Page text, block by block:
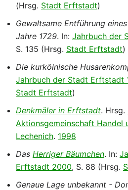
(Hrsg. Stadt Erftstadt)
Gewaltsame Entführung
Jahre 1729. In: Jahrbuch der
S. 135 (Hrsg. Stadt Erftstadt)
Die kurkölnische
Jahrbuch der Stadt Erftstadt
Stadt Erftstadt)
Denkmäler in Erftstadt. Hrsg.
Aktionsgemeinschaft Handel
Lechenich. 1998
Das Herriger Bäumchen. In:
Erftstadt 2000, S. 88 (Hrsg.
Genaue Lage unbekannt -